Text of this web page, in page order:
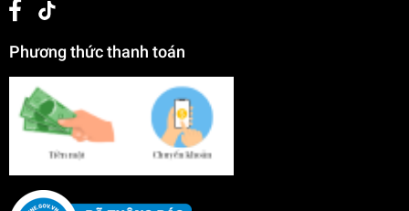
Phương thức thanh toán